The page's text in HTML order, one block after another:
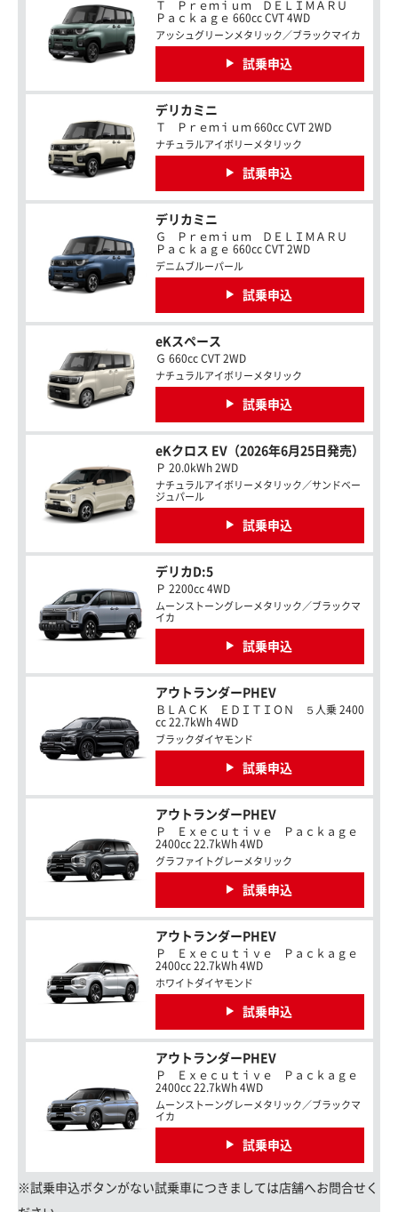
Ｔ Ｐｒｅｍｉｕｍ ＤＥＬＩＭＡＲＵ
Ｐａｃｋａｇｅ 660cc CVT 4WD
アッシュグリーンメタリック／ブラックマイカ
試乗申込
デリカミニ
Ｔ Ｐｒｅｍｉｕｍ 660cc CVT 2WD
ナチュラルアイボリーメタリック
試乗申込
デリカミニ
Ｇ Ｐｒｅｍｉｕｍ ＤＥＬＩＭＡＲＵ
Ｐａｃｋａｇｅ 660cc CVT 2WD
デニムブルーパール
試乗申込
eKスペース
Ｇ 660cc CVT 2WD
ナチュラルアイボリーメタリック
試乗申込
eKクロス EV（2026年6月25日発売）
Ｐ 20.0kWh 2WD
ナチュラルアイボリーメタリック／サンドベー
ジュパール
試乗申込
デリカD:5
Ｐ 2200cc 4WD
ムーンストーングレーメタリック／ブラックマ
イカ
試乗申込
アウトランダーPHEV
ＢＬＡＣＫ ＥＤＩＴＩＯＮ ５人乗 2400
cc 22.7kWh 4WD
ブラックダイヤモンド
試乗申込
アウトランダーPHEV
Ｐ Ｅｘｅｃｕｔｉｖｅ Ｐａｃｋａｇｅ
2400cc 22.7kWh 4WD
グラファイトグレーメタリック
試乗申込
アウトランダーPHEV
Ｐ Ｅｘｅｃｕｔｉｖｅ Ｐａｃｋａｇｅ
2400cc 22.7kWh 4WD
ホワイトダイヤモンド
試乗申込
アウトランダーPHEV
Ｐ Ｅｘｅｃｕｔｉｖｅ Ｐａｃｋａｇｅ
2400cc 22.7kWh 4WD
ムーンストーングレーメタリック／ブラックマ
イカ
試乗申込
※試乗申込ボタンがない試乗車につきましては店舗へお問合せく